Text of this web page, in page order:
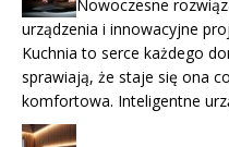
Nowoczesne
urządzenia i innowacyjne
Kuchnia to serce każdego
sprawiają, że staje się ona
komfortowa. Inteligentne